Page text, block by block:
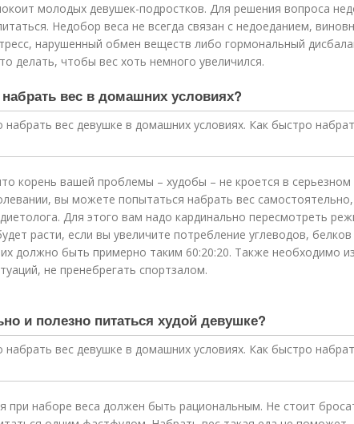
молодых девушек-подростков. Для решения вопроса
Недобор веса не всегда связан с недоеданием,
нарушенный обмен веществ либо гормональный
делать, чтобы вес хоть немного увеличился.
вес в домашних условиях?
корень вашей проблемы – худобы – не кроется в
вы можете попытаться набрать вес
Для этого вам надо кардинально пересмотреть
расти, если вы увеличите потребление углеводов,
должно быть примерно таким 60:20:20. Также необходимо
не пренебрегать спортзалом.
и полезно питаться худой девушке?
при наборе веса должен быть рациональным. Не стоит